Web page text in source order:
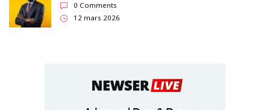
0 Comments
12 mars 2026